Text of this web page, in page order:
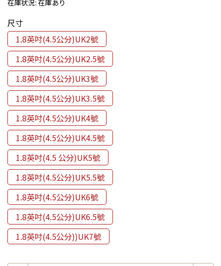
在庫状況: 在庫あり
尺寸
1.8英吋(4.5公分)UK2號
1.8英吋(4.5公分)UK2.5號
1.8英吋(4.5公分)UK3號
1.8英吋(4.5公分)UK3.5號
1.8英吋(4.5公分)UK4號
1.8英吋(4.5公分)UK4.5號
1.8英吋(4.5 公分)UK5號
1.8英吋(4.5公分)UK5.5號
1.8英吋(4.5公分)UK6號
1.8英吋(4.5公分)UK6.5號
1.8英吋(4.5公分))UK7號